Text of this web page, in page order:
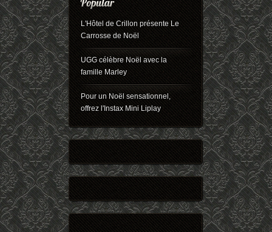
L'Hôtel de Crillon présente Le
Carrosse de Noël
UGG célèbre Noël avec la
famille Marley
Pour un Noël sensationnel,
offrez l'Instax Mini Liplay